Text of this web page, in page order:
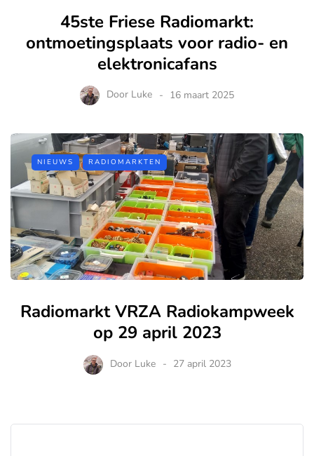
45ste Friese Radiomarkt:
ontmoetingsplaats voor radio- en
elektronicafans
Door Luke 16 maart 2025
NIEUWS RADIOMARKTEN
Radiomarkt VRZA Radiokampweek
op 29 april 2023
Door Luke 27 april 2023